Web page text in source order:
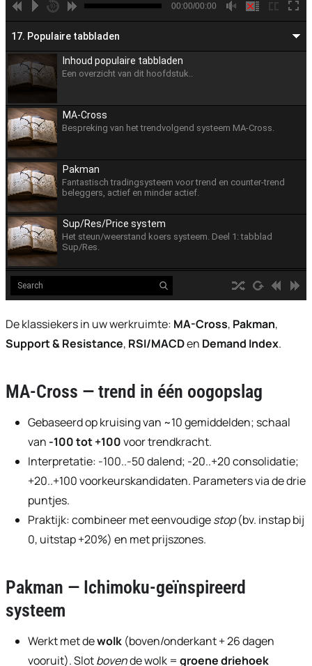
Inhoud populaire tabbladen
Een overzicht van dit hoofdstuk..
MA-Cross
Bespreking van het trendvolgend systeem MA-Cross.
Pakman
Fantastisch tradingsysteem voor trend en counter-trend
beleggers, actief en minder actief.
Sup/Res/Price system
Het steun/weerstand koers systeem. Deel 1: tabblad
Sup/Res.
Demand Index (Dx)
Bespreking van de Dx indicator. Deel 2: tabblad Sup/Res.
17. Populaire tabbladen
1.5
1.25
0.25
FR
NL
00:00/00:00
De klassiekers in uw werkruimte: MA-Cross, Pakman,
Support & Resistance, RSI/MACDen Demand Index.
MA-Cross — trend in één oogopslag
Gebaseerd op kruising van ~10 gemiddelden; schaal
van -100 tot +100voor trendkracht.
Interpretatie: -100..-50 dalend; -20..+20 consolidatie;
+20..+100 voorkeurskandidaten. Parameters via de drie
puntjes.
Praktijk: combineer met eenvoudigestop(bv. instap bij
0, uitstap +20%) en met prijszones.
Pakman — Ichimoku-geïnspireerd
systeem
Werkt met dewolk (boven/onderkant + 26 dagen
vooruit). Slotbovende wolk = groene driehoek